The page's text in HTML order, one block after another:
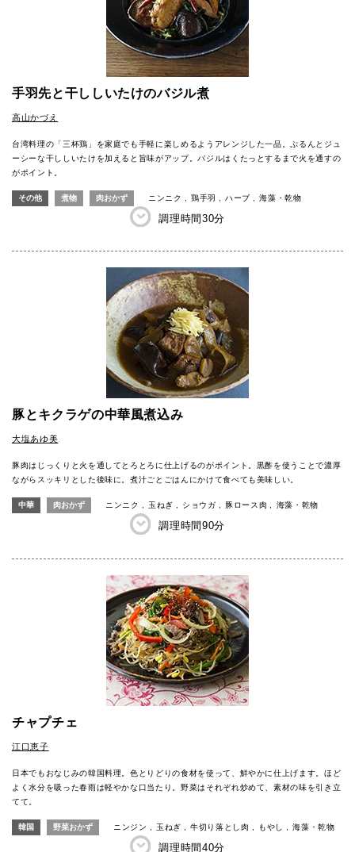
手羽先と干ししいたけのバジル煮
高山かづえ
台湾料理の「三杯鶏」を家庭でも手軽に楽しめるようアレンジした一品。ぷるんとジュ
ーシーな干ししいたけを加えると旨味がアップ。バジルはくたっとするまで火を通すの
がポイント。
その他 煮物 肉おかず ニンニク 鶏手羽 ハーブ 海藻・乾物
調理時間30分
豚とキクラゲの中華風煮込み
大塩あゆ美
豚肉はじっくりと火を通してとろとろに仕上げるのがポイント。黒酢を使うことで濃厚
ながらスッキリとした後味に。煮汁ごとごはんにかけて食べても美味しい。
中華 肉おかず ニンニク 玉ねぎ ショウガ 豚ロース肉 海藻・乾物
調理時間90分
チャプチェ
江口恵子
日本でもおなじみの韓国料理。色とりどりの食材を使って、鮮やかに仕上げます。ほど
よく水分を吸った春雨は軽やかな口当たり。野菜はそれぞれ炒めて、素材の味を引き立
てて。
韓国 野菜おかず ニンジン 玉ねぎ 牛切り落とし肉 もやし 海藻・乾物
調理時間40分